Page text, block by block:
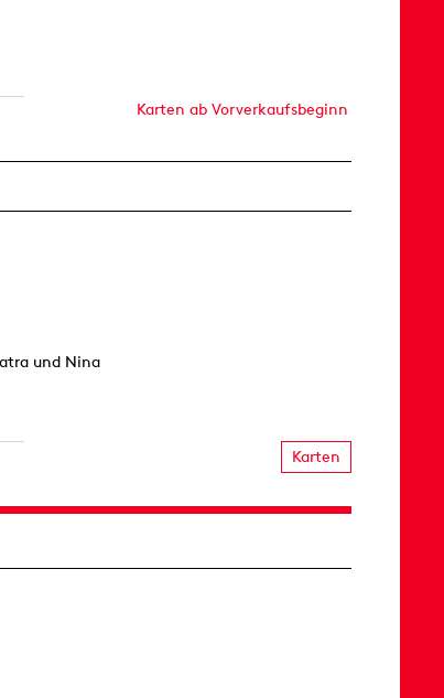
Karten ab Vorverkaufsbeginn
und Nina
Karten